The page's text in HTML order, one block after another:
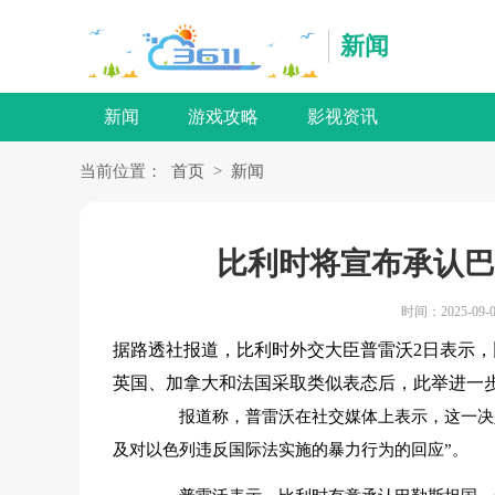
新闻
新闻 游戏攻略 影视资讯
当前位置： 首页 > 新闻
比利时将宣布承认
时间：2025-09-
据路透社报道，比利时外交大臣普雷沃2日表示
英国、加拿大和法国采取类似表态后，此举进一
报道称，普雷沃在社交媒体上表示，这一决
及对以色列违反国际法实施的暴力行为的回应”。